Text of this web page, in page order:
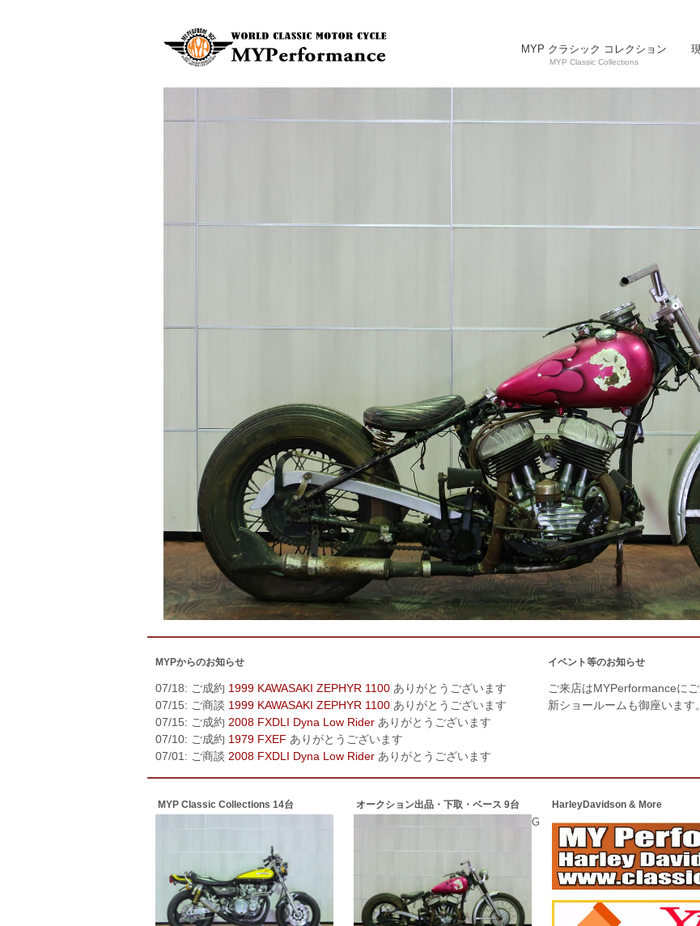
MYP クラシック コレクション
MYP Classic Collections
MYPからのお知らせ
07/18: ご成約 1999 KAWASAKI ZEPHYR 1100 ありがとうございます
07/15: ご商談 1999 KAWASAKI ZEPHYR 1100 ありがとうございます
07/15: ご成約 2008 FXDLI Dyna Low Rider ありがとうございます
07/10: ご成約 1979 FXEF ありがとうございます
07/01: ご商談 2008 FXDLI Dyna Low Rider ありがとうございます
イベント等のお知らせ
ご来店はMYPerformanceにご
新ショールームも御座います。
MYP Classic Collections 14台 オークション出品・下取・ベース 9台
G
HarleyDavidson & More